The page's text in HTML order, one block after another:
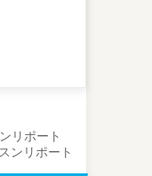
リポート
ンリポート